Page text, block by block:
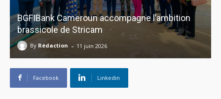
BGFIBank Cameroun accompagne l’ambition
brassicole de Stricam
By Rédaction - 11 juin 2026
Facebook Linkedin